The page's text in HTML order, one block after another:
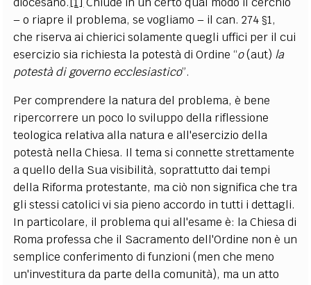
– o riapre il problema, se vogliamo – il can. 274 §1,
che riserva ai chierici solamente quegli uffici per il cui
esercizio sia richiesta la potestà di Ordine “o(aut) la
potestà di governo ecclesiastico”.
Per comprendere la natura del problema, è bene
ripercorrere un poco lo sviluppo della riflessione
teologica relativa alla natura e all'esercizio della
potestà nella Chiesa. Il tema si connette strettamente
a quello della Sua visibilità, soprattutto dai tempi
della Riforma protestante, ma ciò non significa che tra
gli stessi catolici vi sia pieno accordo in tutti i dettagli.
In particolare, il problema qui all'esame è: la Chiesa di
Roma professa che il Sacramento dell'Ordine non è un
semplice conferimento di funzioni (men che meno
un'investitura da parte della comunità), ma un atto